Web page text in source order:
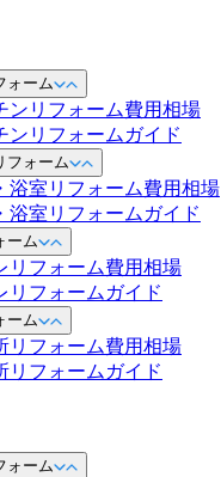
ォーム
ンリフォーム費用相場
ンリフォームガイド
フォーム
浴室リフォーム費用相場
浴室リフォームガイド
ーム
リフォーム費用相場
リフォームガイド
ーム
リフォーム費用相場
リフォームガイド
ォーム